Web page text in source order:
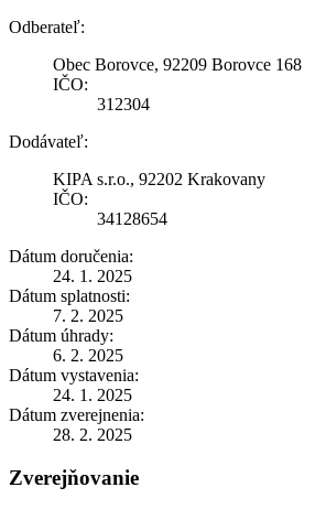
Odberateľ:
Obec Borovce, 92209 Borovce 168
IČO:
312304
Dodávateľ:
KIPA s.r.o., 92202 Krakovany
IČO:
34128654
Dátum doručenia:
24. 1. 2025
Dátum splatnosti:
7. 2. 2025
Dátum úhrady:
6. 2. 2025
Dátum vystavenia:
24. 1. 2025
Dátum zverejnenia:
28. 2. 2025
Zverejňovanie